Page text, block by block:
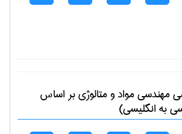
مهندسی مواد و متالوژیبر اساس
به انگلیسی)